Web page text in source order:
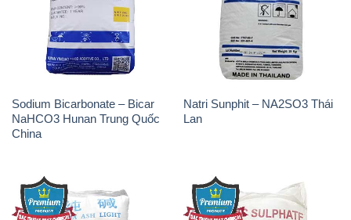
Sodium Bicarbonate – Bicar
NaHCO3 Hunan Trung Quốc
Natri Sunphit – NA2SO3 Thái